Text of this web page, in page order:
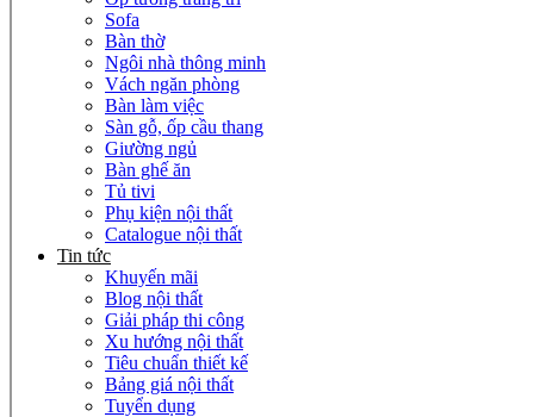
Sofa
Bàn thờ
Ngôi nhà thông minh
Vách ngăn phòng
Bàn làm việc
Sàn gỗ, ốp cầu thang
Giường ngủ
Bàn ghế ăn
Tủ tivi
Phụ kiện nội thất
Catalogue nội thất
Tin tức
Khuyến mãi
Blog nội thất
Giải pháp thi công
Xu hướng nội thất
Tiêu chuẩn thiết kế
Bảng giá nội thất
Tuyển dụng